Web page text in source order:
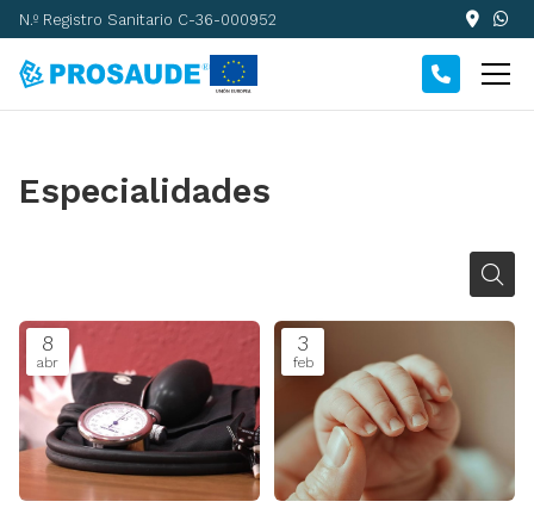
N.º Registro Sanitario C-36-000952
Especialidades
8
abr
3
feb